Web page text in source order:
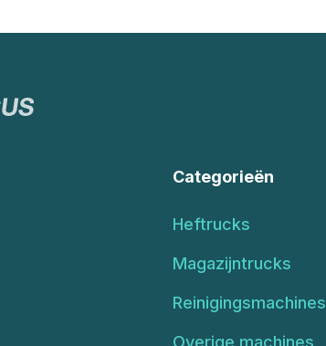
Categorieën
Heftrucks
Magazijntrucks
Reinigingsmachines
Overige machines